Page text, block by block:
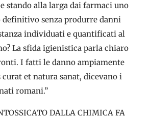
stando alla larga dai farmaci uno
definitivo senza produrre danni
individuati e quantificati al
La sfida igienistica parla chiaro
I fatti le danno ampiamente
et natura sanat, dicevano i
romani.”
DALLA CHIMICA FA